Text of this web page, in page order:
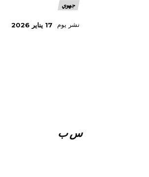
جهوي
نشر يوم 17 يناير 2026
س ب